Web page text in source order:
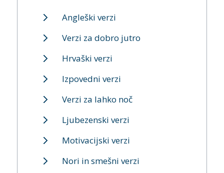
Angleški verzi
Verzi za dobro jutro
Hrvaški verzi
Izpovedni verzi
Verzi za lahko noč
Ljubezenski verzi
Motivacijski verzi
Nori in smešni verzi